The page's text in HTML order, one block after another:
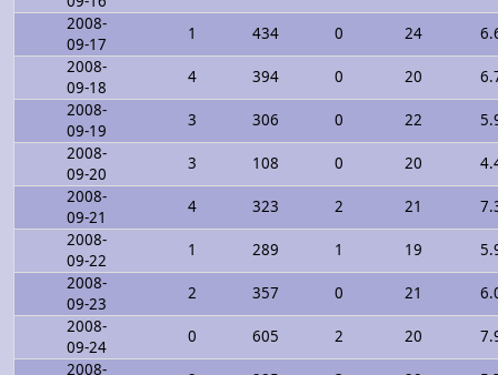
2008-
09-17
1 434 0 24
2008-
09-18
4 394 0 20
2008-
09-19
3 306 0 22
2008-
09-20
3 108 0 20
2008-
09-21
4 323 2 21
2008-
09-22
1 289 1 19
2008-
09-23
2 357 0 21
2008-
09-24
0 605 2 20
2008-